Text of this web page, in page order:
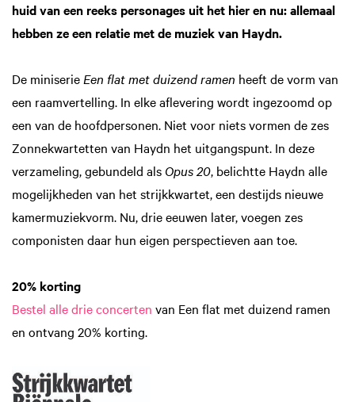
huid van een reeks personages uit het hier en nu: allemaal
hebben ze een relatie met de muziek van Haydn.
De miniserieEen flat met duizend ramen heeft de vorm van
een raamvertelling. In elke aflevering wordt ingezoomd op
een van de hoofdpersonen. Niet voor niets vormen de zes
Zonnekwartetten van Haydn het uitgangspunt. In deze
verzameling, gebundeld als Opus 20, belichtte Haydn alle
mogelijkheden van het strijkkwartet, een destijds nieuwe
kamermuziekvorm. Nu, drie eeuwen later, voegen zes
componisten daar hun eigen perspectieven aan toe.
20% korting
Bestel alle drie concerten van Een flat met duizend ramen
en ontvang 20% korting.